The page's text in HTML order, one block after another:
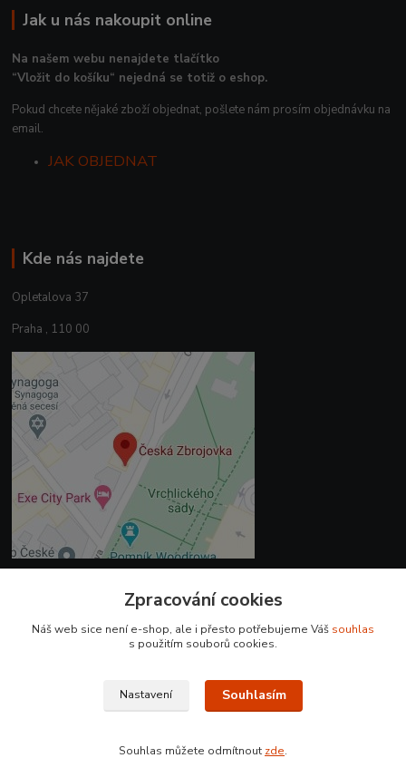
Jak u nás nakoupit online
Na našem webu nenajdete tlačítko
“Vložit do košíku“ nejedná se totiž o eshop.
Pokud chcete nějaké zboží objednat, pošlete nám prosím objednávku na
email.
JAK OBJEDNAT
Kde nás najdete
Opletalova 37
Praha , 110 00
+420 225 375 800
Zpracování cookies
Náš web sice není e-shop, ale i přesto potřebujeme Váš souhlas
s použitím souborů cookies.
Nastavení Souhlasím
Souhlas můžete odmítnout zde.